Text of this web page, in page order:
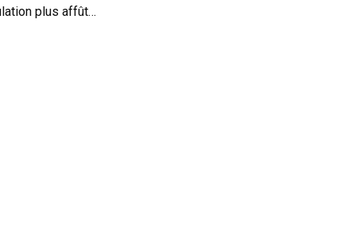
iRacing 2.0 : la simulation plus affûtée (vid)